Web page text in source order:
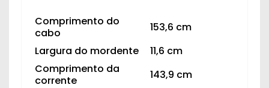
Comprimento do
cabo
153,6 cm
Largura do mordente
11,6 cm
Comprimento da
corrente
143,9 cm